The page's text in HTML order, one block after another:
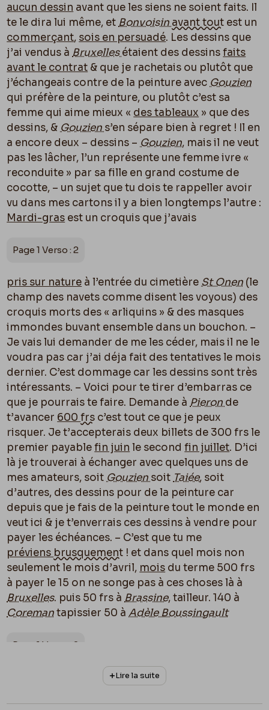
aucun dessin avant que les siens ne soient faits. Il
te le dira lui même, et Bonvoisin avant tout est un
commerçant, sois en persuadé. Les dessins que
j’ai vendus à Bruxellesétaient des dessinsfaits
avant le contrat & que je rachetais ou plutôt que
j’échangeais contre de la peinture avec Gouzien
qui préfère de la peinture, ou plutôt c’est sa
femme qui aime mieux « des tableaux » que des
dessins, & Gouzien s’en sépare bien à regret ! Il en
a encore deux – dessins – Gouzien, mais il ne veut
pas les lâcher, l’un représente une femme ivre «
reconduite » par sa fille en grand costume de
cocotte, – un sujet que tu dois te rappeller avoir
vu dans mes cartons il y a bien longtemps l’autre :
Mardi-gras est un croquis que j’avais
Page 1 Verso : 2
pris sur nature à l’entrée du cimetière St Onen (le
champ des navets comme disent les voyous) des
croquis morts des « arliquins » & des masques
immondes buvant ensemble dans un bouchon. –
Je vais lui demander de me les céder, mais il ne le
voudra pas car j’ai déja fait des tentatives le mois
dernier. C’est dommage car les dessins sont très
intéressants. – Voici pour te tirer d’embarras ce
que je pourrais te faire. Demande à Pieron de
t’avancer 600frs c’est tout ce que je peux
risquer. Je t’accepterais deux billets de 300 frs le
premier payablefin juin le secondfin juillet. D’ici
là je trouverai à échanger avec quelques uns de
mes amateurs, soit Gouzien soit Taiée, soit
d’autres, des dessins pour de la peinture car
depuis que je fais de la peinture tout le monde en
veut ici & je t’enverrais ces dessins à vendre pour
payer les échéances. – C’est que tu me
préviens brusquement ! et dans quel mois non
seulement le mois d’avril, mois du terme 500 frs
à payer le 15 on ne songe pas à ces choses là à
Bruxelles. puis 50 frs à Brassine, tailleur. 140 à
Coremantapissier 50 àAdèle Boussingault
Page 1 Verso : 2
le trente avril
740 francs. Ajoute mes frais de déménagement –
Lire la suite